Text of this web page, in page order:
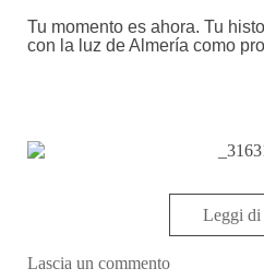
Tu momento es ahora. Tu
con la luz de Almería como
Leggi di
Lascia un commento